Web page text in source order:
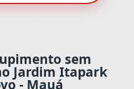
sem
Jardim Itapark
- Mauá